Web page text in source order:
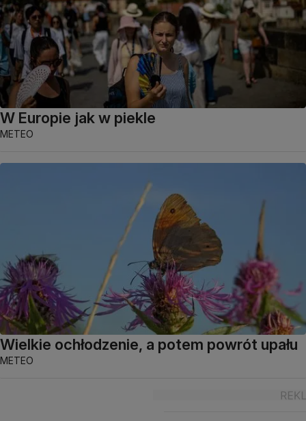
W Europie jak w piekle
METEO
Wielkie ochłodzenie, a potem powrót upału
METEO